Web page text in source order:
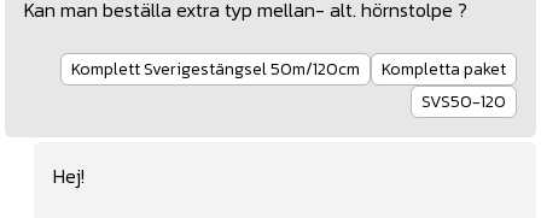
Kan man beställa extra typ mellan- alt. hörnstolpe ?
Komplett Sverigestängsel 50m/120cm
Kompletta paket
SVS50-120
Hej!